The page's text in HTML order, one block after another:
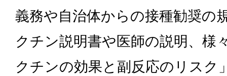
義務や自治体からの接種勧奨の
クチン説明書や医師の説明、様
クチンの効果と副反応のリスク